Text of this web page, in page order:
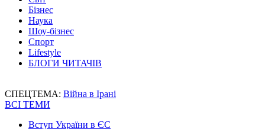
Бізнес
Наука
Шоу-бізнес
Спорт
Lifestyle
БЛОГИ ЧИТАЧІВ
СПЕЦТЕМА: Війна в Ірані
ВСІ ТЕМИ
Вступ України в ЄС